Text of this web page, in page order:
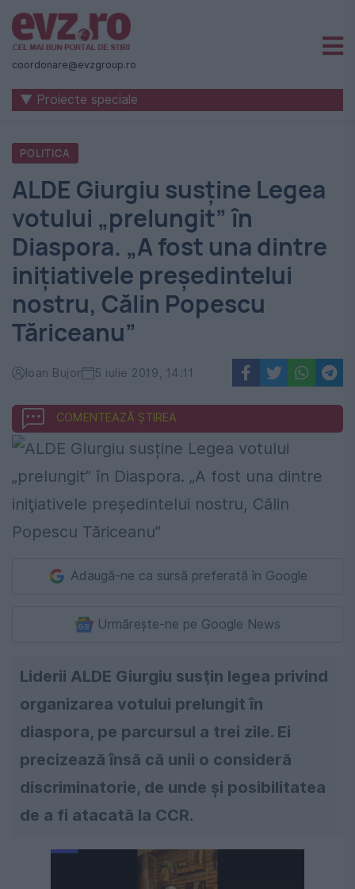
Știri
naționale
internaționale
România
-
Evenimentul
Zilei
coordonare@evzgroup.ro
▼ Proiecte speciale
POLITICA
ALDE Giurgiu susține Legea
votului „prelungit” în
Diaspora. „A fost una dintre
iniţiativele preşedintelui
nostru, Călin Popescu
Tăriceanu”
Ioan Bujor 5 iulie 2019, 14:11
COMENTEAZĂ ȘTIREA
Adaugă-ne ca sursă preferată în Google
Urmărește-ne pe Google News
Liderii ALDE Giurgiu susţin legea privind
organizarea votului prelungit în
diaspora, pe parcursul a trei zile. Ei
precizează însă că unii o consideră
discriminatorie, de unde și posibilitatea
de a fi atacată la CCR.